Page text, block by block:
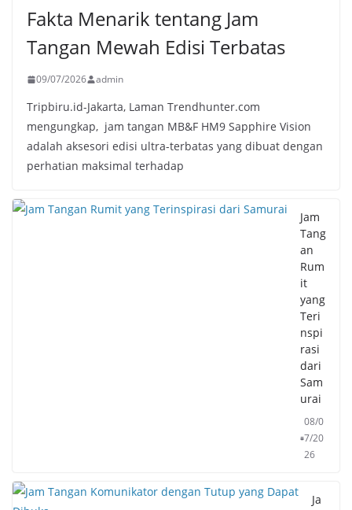
Fakta Menarik tentang Jam
Tangan Mewah Edisi Terbatas
09/07/2026 admin
Tripbiru.id-Jakarta, Laman Trendhunter.com
mengungkap, jam tangan MB&F HM9 Sapphire Vision
adalah aksesori edisi ultra-terbatas yang dibuat dengan
perhatian maksimal terhadap
Jam
Tang
an
Rum
it
yang
Teri
nspi
rasi
dari
Sam
urai
08/0
7/20
26
Ja